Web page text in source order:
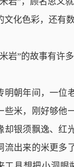
文化色彩，还有
岩”的故事有许
明朝年间，一位
些米，刚好够他
却银须飘逸、红
流出来的米更多